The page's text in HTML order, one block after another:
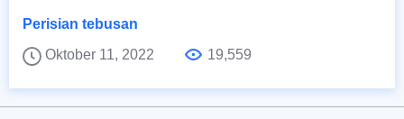
Perisian tebusan
Oktober 11, 2022
19,559